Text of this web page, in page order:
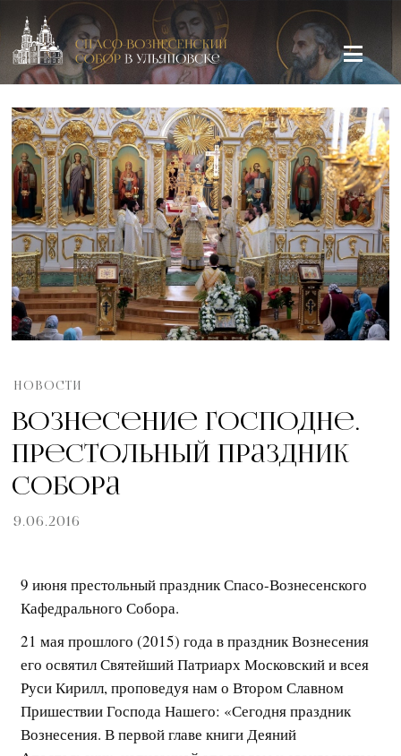
Спасо-Вознесенский кафедральный собор в Ульяновске
НОВОСТИ
Вознесение Господне.
Престольный праздник
собора
9.06.2016
9 июня престольный праздник Спасо-Вознесенского
Кафедрального Собора.
21 мая прошлого (2015) года в праздник Вознесения
его освятил Святейший Патриарх Московский и всея
Руси Кирилл, проповедуя нам о Втором Славном
Пришествии Господа Нашего: «Сегодня праздник
Вознесения. В первой главе книги Деяний